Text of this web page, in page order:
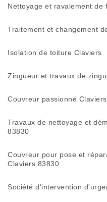
Nettoyage et ravalement de
Traitement et changement
Isolation de toiture Claviers
Zingueur et travaux de
Couvreur passionné
Travaux de nettoyage et
83830
Couvreur pour pose et
Claviers 83830
Société d'intervention